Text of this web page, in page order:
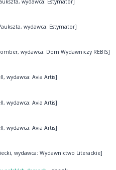
wydawca: Estymator]
wydawca: Estymator]
wydawca: Dom Wydawniczy REBIS]
wydawca: Avia Artis]
wydawca: Avia Artis]
wydawca: Avia Artis]
wydawca: Wydawnictwo Literackie]